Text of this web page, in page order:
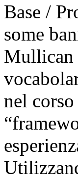
Base /
some
Mullican
nel